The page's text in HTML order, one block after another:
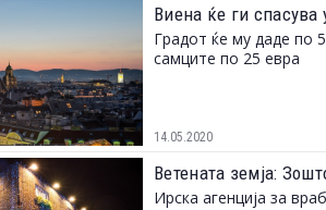
Виена ќе ги спасува
Градот ќе му даде по
самците по 25 евра
14.05.2020
Ветената земја:
Ирска агенција за